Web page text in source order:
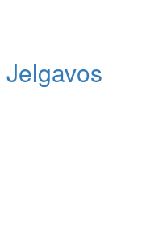
Jelgavos